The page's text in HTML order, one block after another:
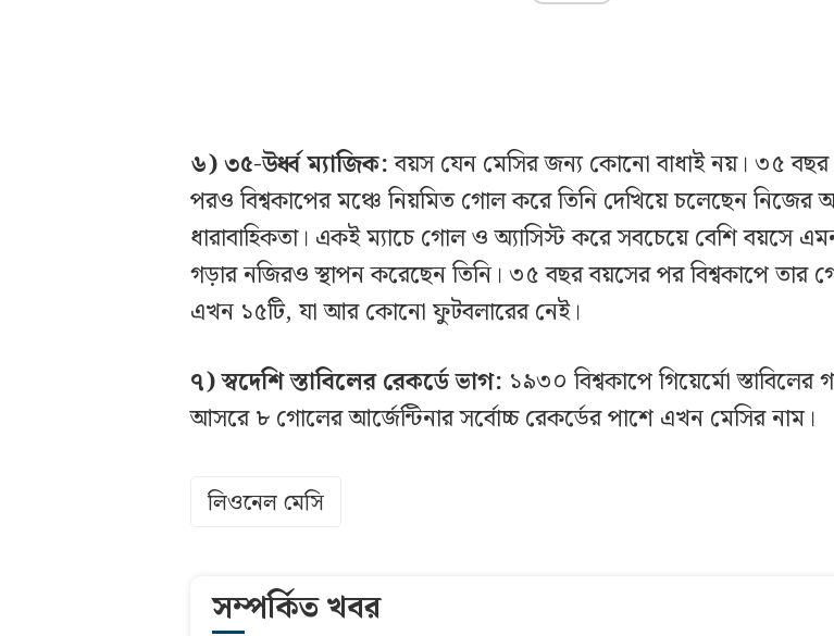
৬) ৩৫-উর্ধ্ব ম্যাজিক:বয়স যেন মেসির জন্য কোনো বাধাই নয়। ৩৫ বছর
পরও বিশ্বকাপের মঞ্চে নিয়মিত গোল করে তিনি দেখিয়ে চলেছেন নিজের
ধারাবাহিকতা। একই ম্যাচে গোল ও অ্যাসিস্ট করে সবচেয়ে বেশি বয়সে
গড়ার নজিরও স্থাপন করেছেন তিনি। ৩৫ বছর বয়সের পর বিশ্বকাপে তার
এখন ১৫টি, যা আর কোনো ফুটবলারের নেই।
৭) স্বদেশি স্তাবিলের রেকর্ডে ভাগ: ১৯৩০ বিশ্বকাপে গিয়ের্মো
আসরে ৮ গোলের আর্জেন্টিনার সর্বোচ্চ রেকর্ডের পাশে এখন মেসির নাম।
লিওনেল মেসি
সম্পর্কিত খবর